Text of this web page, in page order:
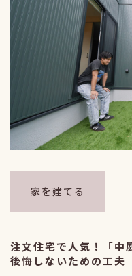
家を建てる
注文住宅で人気！「中
後悔しないための工夫